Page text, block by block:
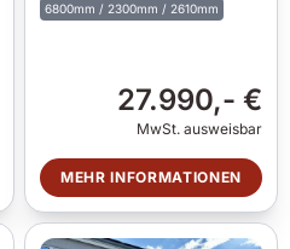
6800mm / 2300mm / 2610mm
27.990,- €
MwSt. ausweisbar
MEHR INFORMATIONEN